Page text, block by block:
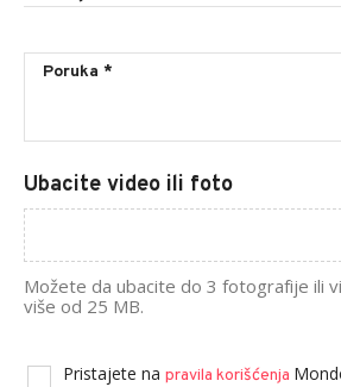
Ubacite video ili foto
Možete da ubacite do 3 fotografije ili
više od 25 MB.
Pristajete na pravila korišćenja